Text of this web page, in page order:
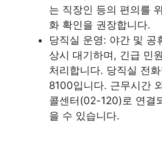
는 직장인 등의 편의를
화 확인을 권장합니다.
당직실 운영: 야간 및 공
상시 대기하며, 긴급 민
처리합니다. 당직실 전
8100입니다. 근무시간
콜센터(02-120)로 연결
을 수 있습니다.